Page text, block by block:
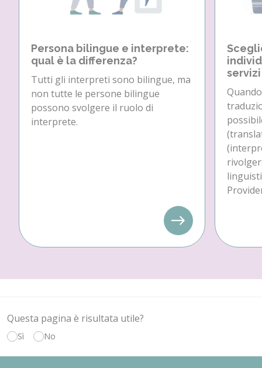
Persona bilingue e interprete:
qual è la differenza?
Tutti gli interpreti sono bilingue, ma
non tutte le persone bilingue
possono svolgere il ruolo di
interprete.
Questa pagina è risultata utile?
Sì No